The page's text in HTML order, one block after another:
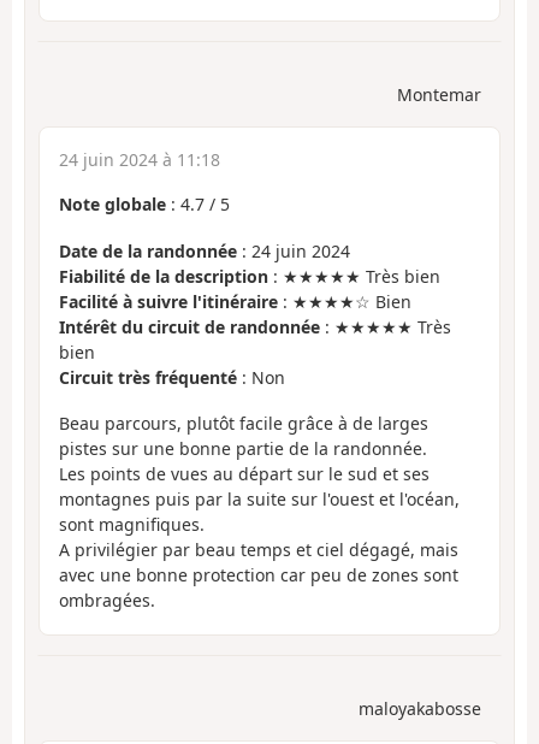
Montemar
24 juin 2024 à 11:18
Note globale : 4.7 / 5
Date de la randonnée : 24 juin 2024
Fiabilité de la description : ★★★★★ Très bien
Facilité à suivre l'itinéraire : ★★★★☆ Bien
Intérêt du circuit de randonnée : ★★★★★ Très
bien
Circuit très fréquenté : Non
Beau parcours, plutôt facile grâce à de larges
pistes sur une bonne partie de la randonnée.
Les points de vues au départ sur le sud et ses
montagnes puis par la suite sur l'ouest et l'océan,
sont magnifiques.
A privilégier par beau temps et ciel dégagé, mais
avec une bonne protection car peu de zones sont
ombragées.
maloyakabosse